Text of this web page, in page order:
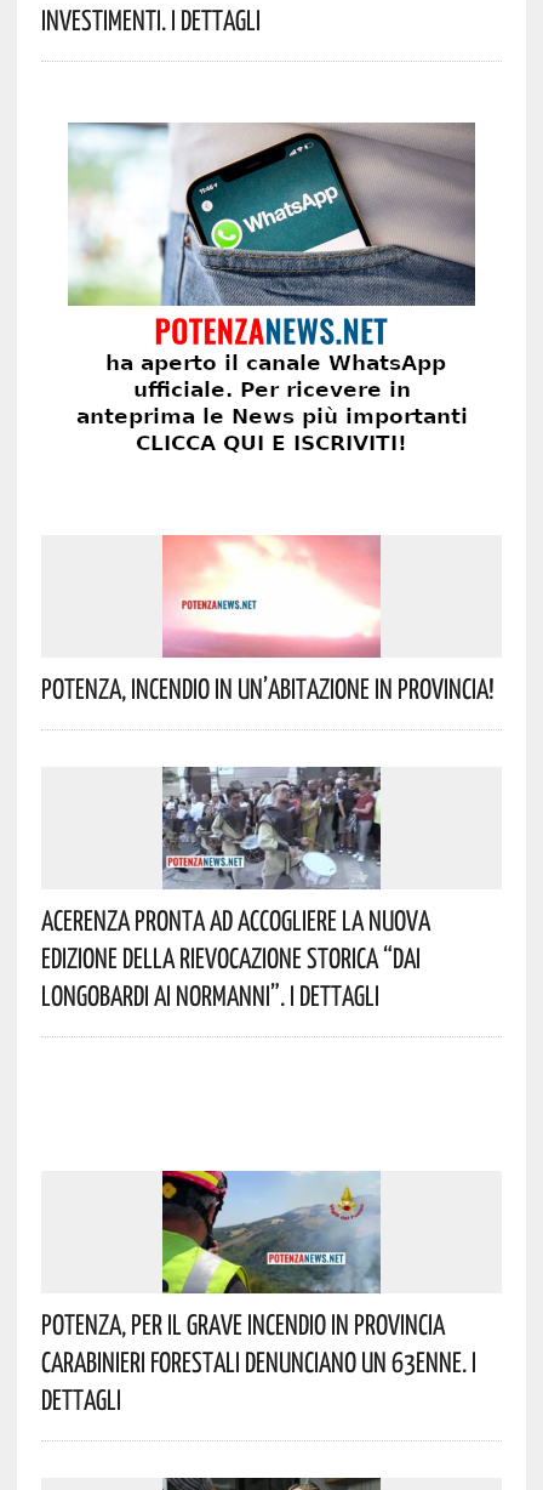
Investimenti. I Dettagli
Potenza, Incendio In Un’abitazione In Provincia!
Acerenza Pronta Ad Accogliere La Nuova
Edizione Della Rievocazione Storica “Dai
Longobardi Ai Normanni”. I Dettagli
Potenza, Per Il Grave Incendio In Provincia
Carabinieri Forestali Denunciano Un 63enne. I
Dettagli